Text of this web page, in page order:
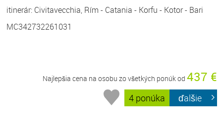
itinerár: Civitavecchia, Rím - Catania - Korfu - Kotor - Bari
MC342732261031
Najlepšia cena na osobu zo všetkých ponúk od 437 €
4 ponúka ďalšie